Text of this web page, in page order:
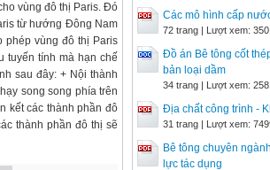
vùng đô thị Paris. Đó
từ hướng Đông Nam
phép vùng đô thị Paris
tuyến tính mà hạn chế
sau đây: + Nội thành
song song phía trên
kết các thành phần đô
thành phần đô thị sẽ
Các mô hình cấp
72 trang | Lượt xem:
Đồ án Bê tông cốt
bản loại dầm
34 trang | Lượt xem:
Địa chất công trình -
31 trang | Lượt xem:
Bê tông chuyên
lực tác dụng